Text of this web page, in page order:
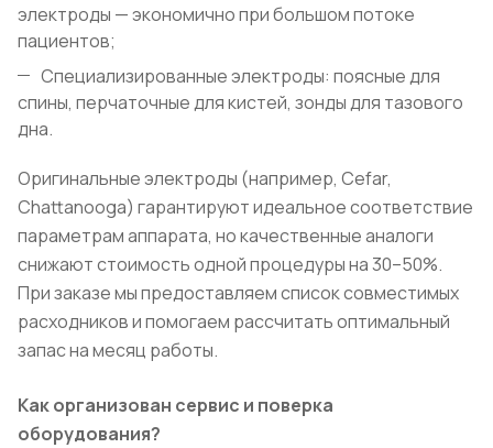
электроды — экономично при большом потоке
пациентов;
Специализированные электроды: поясные для
спины, перчаточные для кистей, зонды для тазового
дна.
Оригинальные электроды (например, Cefar,
Chattanooga) гарантируют идеальное соответствие
параметрам аппарата, но качественные аналоги
снижают стоимость одной процедуры на 30–50%.
При заказе мы предоставляем список совместимых
расходников и помогаем рассчитать оптимальный
запас на месяц работы.
Как организован сервис и поверка
оборудования?